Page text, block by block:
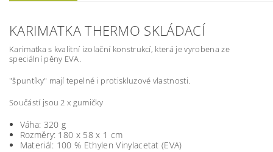
KARIMATKA THERMO SKLÁDACÍ
Karimatka s kvalitní izolační konstrukcí, která je vyrobena ze
speciální pěny EVA.
"špuntíky" mají tepelné i protiskluzové vlastnosti.
Součástí jsou 2 x gumičky
Váha: 320 g
Rozměry: 180 x 58 x 1 cm
Materiál: 100 % Ethylen Vinylacetat (EVA)